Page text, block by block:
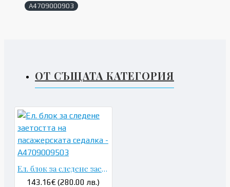
A4709000903
ОТ СЪЩАТА КАТЕГОРИЯ
Ел. блок за следене заетостта на пасажерската седалка - A4709009503
143.16€ (280.00 лв.)